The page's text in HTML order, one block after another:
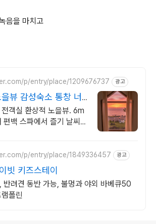
음을 마치고
p/entry/place/1209676737 광고
뷰 감성숙소 통창 너
바다
객실 환상적 노을뷰. 6m
백 스파에서 즐기 날씨
p/entry/place/1849336457 광고
빗 키즈스테이
반려견 동반 가능, 불멍과 야외 바베큐50
폴린